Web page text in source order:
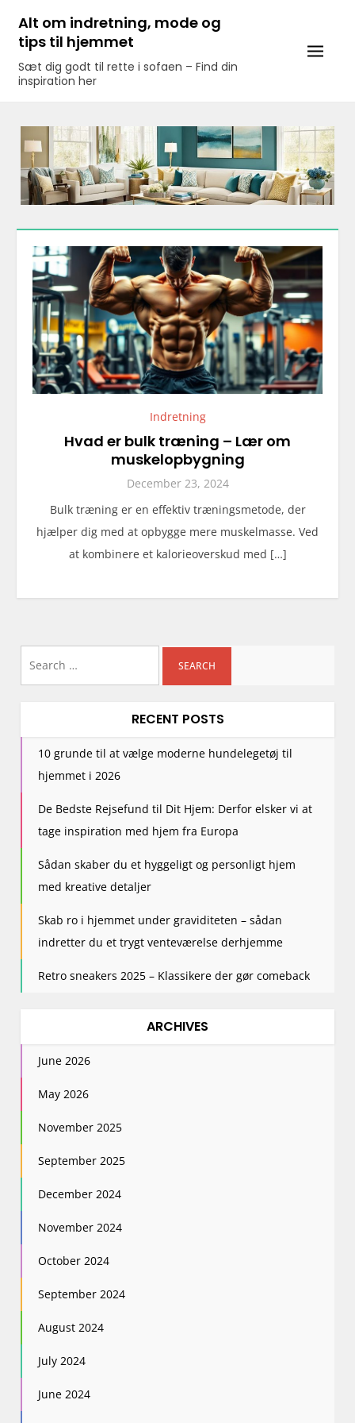
content
Alt om indretning, mode og
tips til hjemmet
Sæt dig godt til rette i sofaen – Find din
inspiration her
Indretning
Hvad er bulk træning – Lær om
muskelopbygning
December 23, 2024
Bulk træning er en effektiv træningsmetode, der
hjælper dig med at opbygge mere muskelmasse. Ved
at kombinere et kalorieoverskud med […]
RECENT POSTS
10 grunde til at vælge moderne hundelegetøj til
hjemmet i 2026
De Bedste Rejsefund til Dit Hjem: Derfor elsker vi at
tage inspiration med hjem fra Europa
Sådan skaber du et hyggeligt og personligt hjem
med kreative detaljer
Skab ro i hjemmet under graviditeten – sådan
indretter du et trygt venteværelse derhjemme
Retro sneakers 2025 – Klassikere der gør comeback
ARCHIVES
June 2026
May 2026
November 2025
September 2025
December 2024
November 2024
October 2024
September 2024
August 2024
July 2024
June 2024